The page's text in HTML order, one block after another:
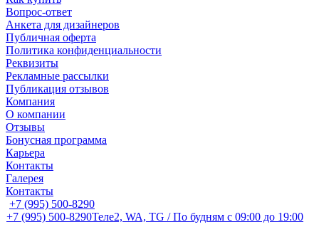
Вопрос-ответ
Анкета для дизайнеров
Публичная оферта
Политика конфиденциальности
Реквизиты
Рекламные рассылки
Публикация отзывов
Компания
О компании
Отзывы
Бонусная программа
Карьера
Контакты
Галерея
Контакты
+7 (995) 500-8290
+7 (995) 500-8290Теле2, WA, TG / По будням c 09:00 до 19:00